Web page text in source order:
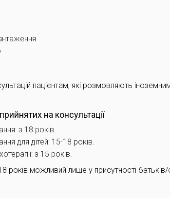
пацієнтам, які розмовляють
на консультації
з 18 років.
для дітей: 15-18 років.
з 15 років.
років можливий лише у присутності батьків/